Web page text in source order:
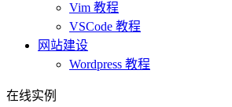
Vim 教程
VSCode 教程
网站建设
Wordpress 教程
在线实例